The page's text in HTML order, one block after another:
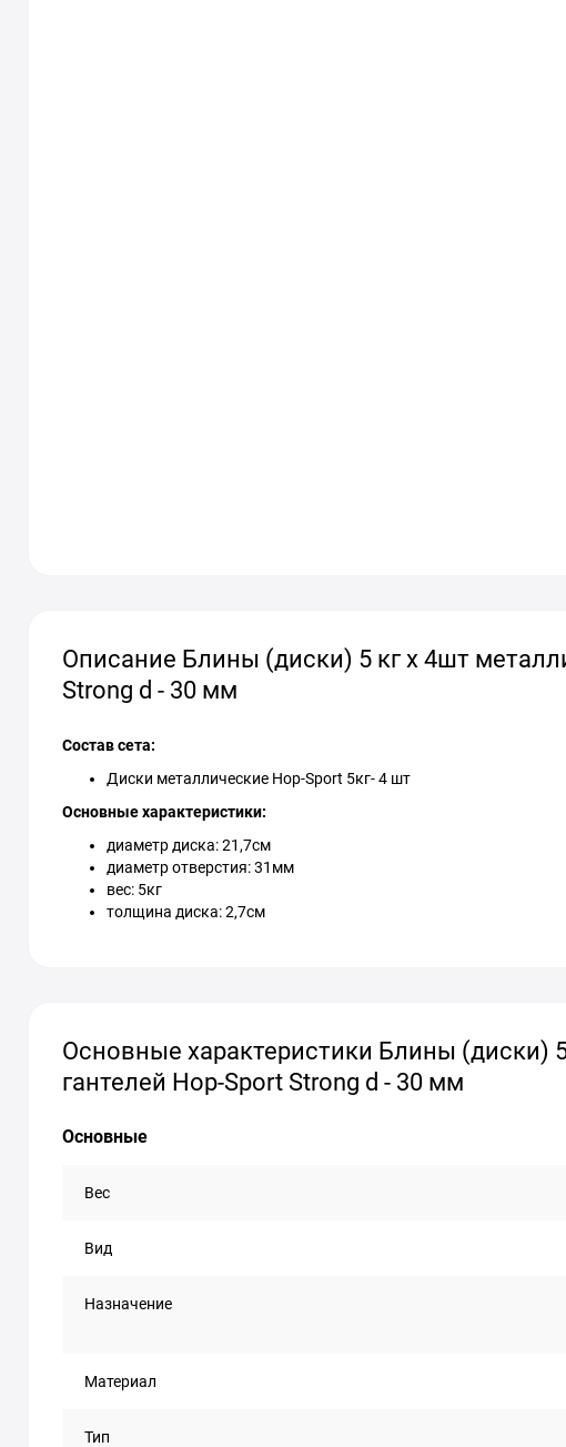
Описание Блины (диски) 5 кг x 4шт
Strong d - 30 мм
Состав сета:
Диски металлические Hop-Sport 5кг- 4 шт
Основные характеристики:
диаметр диска: 21,7см
диаметр отверстия: 31мм
вес: 5кг
толщина диска: 2,7см
Основные характеристики Блины (диски)
гантелей Hop-Sport Strong d - 30 мм
Основные
Вес
Вид
Назначение
Материал
Тип